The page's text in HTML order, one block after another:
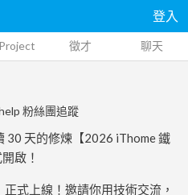
登入
徵才 聊天
粉絲團追蹤
30 天的修煉【2026 iThome 鐵
啟！
式上線！邀請你用技術交流，